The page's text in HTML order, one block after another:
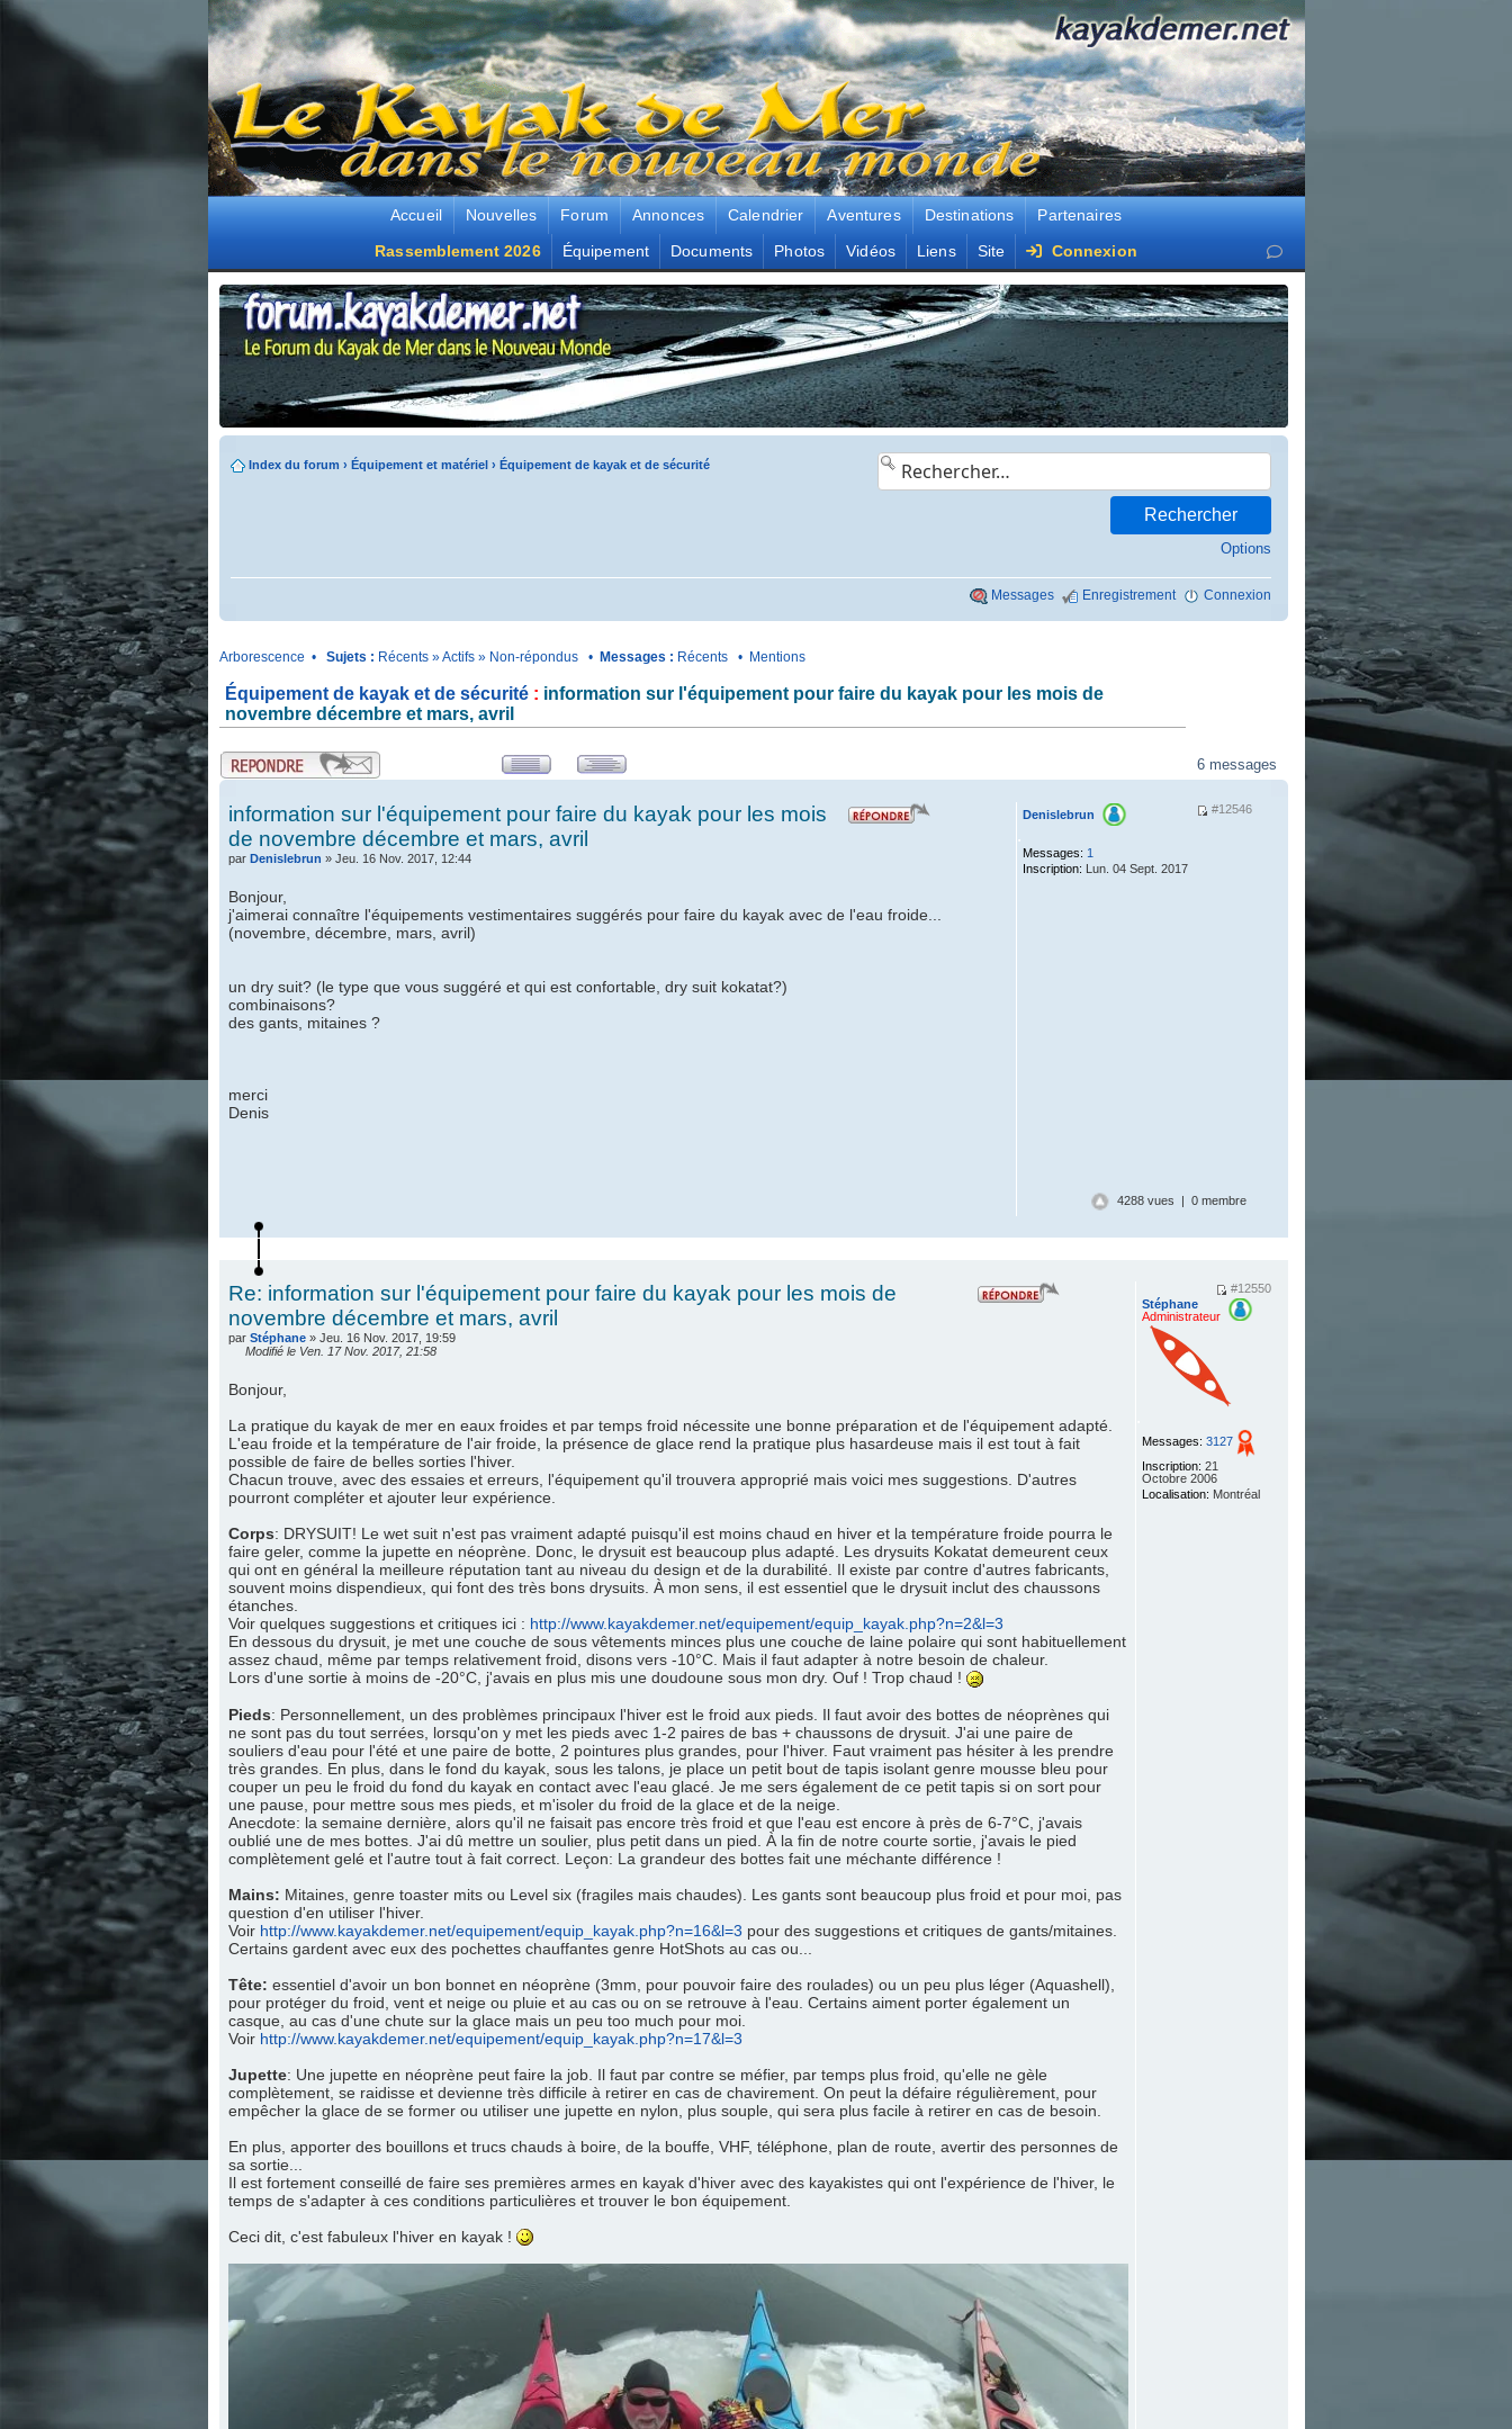
Accueil Nouvelles Forum Annonces Calendrier Aventures Destinations
Partenaires
Rassemblement 2026
Équipement Documents Photos Vidéos Liens Site Connexion
Index du forum › Équipement et matériel› Équipement de kayak et de sécurité
Options
Messages Enregistrement Connexion
Arborescence • Sujets : Récents»Actifs» Non-répondus• Messages : Récents• Mentions
Équipement de kayak et de sécurité : information sur l'équipement pour faire du kayak pour les mois de
novembre décembre et mars, avril
..
6 messages
information sur l'équipement pour faire du kayak pour les mois
de novembre décembre et mars, avril
par Denislebrun » Jeu. 16 Nov. 2017, 12:44
#12546
Denislebrun
.
Messages: 1
Inscription: Lun. 04 Sept. 2017
Bonjour,
j'aimerai connaître l'équipements vestimentaires suggérés pour faire du kayak avec de l'eau froide...
(novembre, décembre, mars, avril)
un dry suit? (le type que vous suggéré et qui est confortable, dry suit kokatat?)
combinaisons?
des gants, mitaines ?
merci
Denis
4288 vues | 0 membre
Re: information sur l'équipement pour faire du kayak pour les mois de
novembre décembre et mars, avril
par Stéphane» Jeu. 16 Nov. 2017, 19:59
Modifié le Ven. 17 Nov. 2017, 21:58
#12550
Stéphane
Administrateur
Messages: 3127
Inscription: 21
Octobre 2006
Localisation: Montréal
Bonjour,
La pratique du kayak de mer en eaux froides et par temps froid nécessite une bonne préparation et de l'équipement adapté.
L'eau froide et la température de l'air froide, la présence de glace rend la pratique plus hasardeuse mais il est tout à fait
possible de faire de belles sorties l'hiver.
Chacun trouve, avec des essaies et erreurs, l'équipement qu'il trouvera approprié mais voici mes suggestions. D'autres
pourront compléter et ajouter leur expérience.
Corps: DRYSUIT! Le wet suit n'est pas vraiment adapté puisqu'il est moins chaud en hiver et la température froide pourra le
faire geler, comme la jupette en néoprène. Donc, le drysuit est beaucoup plus adapté. Les drysuits Kokatat demeurent ceux
qui ont en général la meilleure réputation tant au niveau du design et de la durabilité. Il existe par contre d'autres fabricants,
souvent moins dispendieux, qui font des très bons drysuits. À mon sens, il est essentiel que le drysuit inclut des chaussons
étanches.
Voir quelques suggestions et critiques ici : http://www.kayakdemer.net/equipement/equip_kayak.php?n=2&l=3
En dessous du drysuit, je met une couche de sous vêtements minces plus une couche de laine polaire qui sont habituellement
assez chaud, même par temps relativement froid, disons vers -10°C. Mais il faut adapter à notre besoin de chaleur.
Lors d'une sortie à moins de -20°C, j'avais en plus mis une doudoune sous mon dry. Ouf ! Trop chaud !
Pieds: Personnellement, un des problèmes principaux l'hiver est le froid aux pieds. Il faut avoir des bottes de néoprènes qui
ne sont pas du tout serrées, lorsqu'on y met les pieds avec 1-2 paires de bas + chaussons de drysuit. J'ai une paire de
souliers d'eau pour l'été et une paire de botte, 2 pointures plus grandes, pour l'hiver. Faut vraiment pas hésiter à les prendre
très grandes. En plus, dans le fond du kayak, sous les talons, je place un petit bout de tapis isolant genre mousse bleu pour
couper un peu le froid du fond du kayak en contact avec l'eau glacé. Je me sers également de ce petit tapis si on sort pour
une pause, pour mettre sous mes pieds, et m'isoler du froid de la glace et de la neige.
Anecdote: la semaine dernière, alors qu'il ne faisait pas encore très froid et que l'eau est encore à près de 6-7°C, j'avais
oublié une de mes bottes. J'ai dû mettre un soulier, plus petit dans un pied. À la fin de notre courte sortie, j'avais le pied
complètement gelé et l'autre tout à fait correct. Leçon: La grandeur des bottes fait une méchante différence !
Mains: Mitaines, genre toaster mits ou Level six (fragiles mais chaudes). Les gants sont beaucoup plus froid et pour moi, pas
question d'en utiliser l'hiver.
Voir http://www.kayakdemer.net/equipement/equip_kayak.php?n=16&l=3 pour des suggestions et critiques de gants/mitaines.
Certains gardent avec eux des pochettes chauffantes genre HotShots au cas ou...
Tête: essentiel d'avoir un bon bonnet en néoprène (3mm, pour pouvoir faire des roulades) ou un peu plus léger (Aquashell),
pour protéger du froid, vent et neige ou pluie et au cas ou on se retrouve à l'eau. Certains aiment porter également un
casque, au cas d'une chute sur la glace mais un peu too much pour moi.
Voir http://www.kayakdemer.net/equipement/equip_kayak.php?n=17&l=3
Jupette: Une jupette en néoprène peut faire la job. Il faut par contre se méfier, par temps plus froid, qu'elle ne gèle
complètement, se raidisse et devienne très difficile à retirer en cas de chavirement. On peut la défaire régulièrement, pour
empêcher la glace de se former ou utiliser une jupette en nylon, plus souple, qui sera plus facile à retirer en cas de besoin.
En plus, apporter des bouillons et trucs chauds à boire, de la bouffe, VHF, téléphone, plan de route, avertir des personnes de
sa sortie...
Il est fortement conseillé de faire ses premières armes en kayak d'hiver avec des kayakistes qui ont l'expérience de l'hiver, le
temps de s'adapter à ces conditions particulières et trouver le bon équipement.
Ceci dit, c'est fabuleux l'hiver en kayak !